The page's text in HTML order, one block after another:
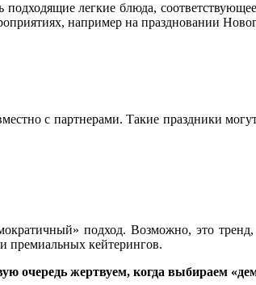
подходящие легкие блюда,
например на праздновании
с партнерами. Такие праздники
подход. Возможно, это
премиальных кейтерингов.
очередь жертвуем, когда выбираем